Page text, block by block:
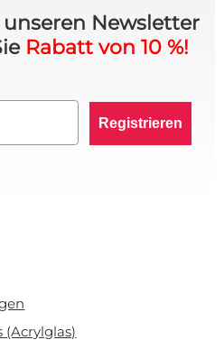
Newsletter
Rabatt von 10 %!
Registrieren
(Acrylglas)